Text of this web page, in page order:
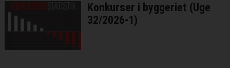
Konkurser i byggeriet (Uge
32/2026-1)